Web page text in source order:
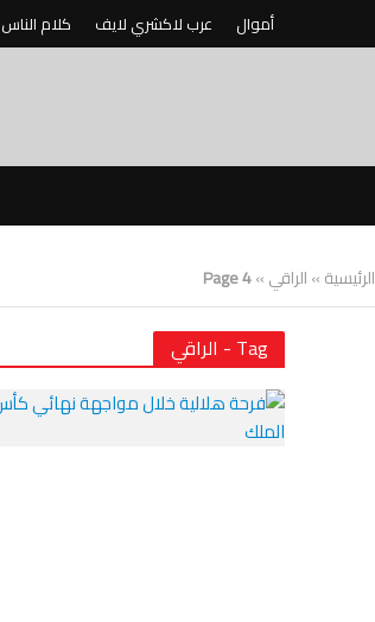
أموال عرب لاكشري لايف كلام الناس
الرئيسية»الراقي»
Page 4
Tag - الراقي